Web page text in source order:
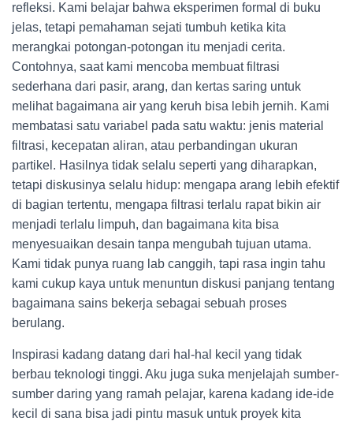
refleksi. Kami belajar bahwa eksperimen formal di buku
jelas, tetapi pemahaman sejati tumbuh ketika kita
merangkai potongan-potongan itu menjadi cerita.
Contohnya, saat kami mencoba membuat filtrasi
sederhana dari pasir, arang, dan kertas saring untuk
melihat bagaimana air yang keruh bisa lebih jernih. Kami
membatasi satu variabel pada satu waktu: jenis material
filtrasi, kecepatan aliran, atau perbandingan ukuran
partikel. Hasilnya tidak selalu seperti yang diharapkan,
tetapi diskusinya selalu hidup: mengapa arang lebih efektif
di bagian tertentu, mengapa filtrasi terlalu rapat bikin air
menjadi terlalu limpuh, dan bagaimana kita bisa
menyesuaikan desain tanpa mengubah tujuan utama.
Kami tidak punya ruang lab canggih, tapi rasa ingin tahu
kami cukup kaya untuk menuntun diskusi panjang tentang
bagaimana sains bekerja sebagai sebuah proses
berulang.
Inspirasi kadang datang dari hal-hal kecil yang tidak
berbau teknologi tinggi. Aku juga suka menjelajah sumber-
sumber daring yang ramah pelajar, karena kadang ide-ide
kecil di sana bisa jadi pintu masuk untuk proyek kita